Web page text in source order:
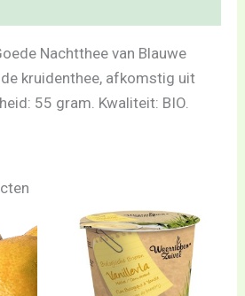
Nachtthee van Blauwe
kruidenthee, afkomstig uit
55 gram. Kwaliteit: BIO.